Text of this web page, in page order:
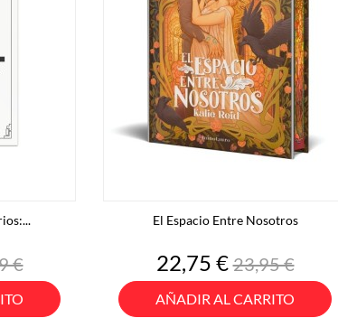
€
El Espacio Entre Nosotros
Precio
22,75 €Precio
base
23,95 €
AÑADIR AL CARRITO